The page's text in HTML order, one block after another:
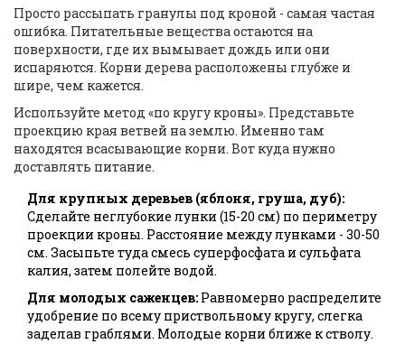
Просто рассыпать гранулы под кроной - самая частая
ошибка. Питательные вещества остаются на
поверхности, где их вымывает дождь или они
испаряются. Корни дерева расположены глубже и
шире, чем кажется.
Используйте метод «по кругу кроны». Представьте
проекцию края ветвей на землю. Именно там
находятся всасывающие корни. Вот куда нужно
доставлять питание.
Для крупных деревьев (яблоня, груша, дуб):
Сделайте неглубокие лунки (15-20 см) по периметру
проекции кроны. Расстояние между лунками - 30-50
см. Засыпьте туда смесь суперфосфата и сульфата
калия, затем полейте водой.
Для молодых саженцев: Равномерно распределите
удобрение по всему приствольному кругу, слегка
заделав граблями. Молодые корни ближе к стволу.